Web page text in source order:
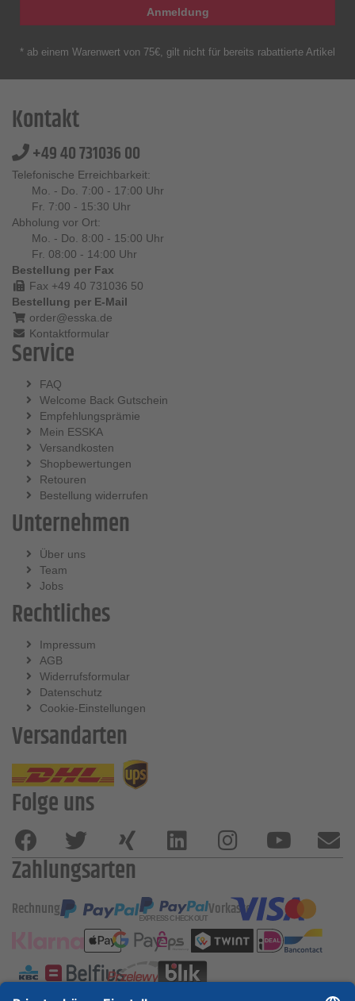
Anmeldung
* ab einem Warenwert von 75€, gilt nicht für bereits rabattierte Artikel
Kontakt
+49 40 731036 00
Telefonische Erreichbarkeit:
Mo. - Do. 7:00 - 17:00 Uhr
Fr. 7:00 - 15:30 Uhr
Abholung vor Ort:
Mo. - Do. 8:00 - 15:00 Uhr
Fr. 08:00 - 14:00 Uhr
Bestellung per Fax
Fax +49 40 731036 50
Bestellung per E-Mail
order@esska.de
Kontaktformular
Service
FAQ
Welcome Back Gutschein
Empfehlungsprämie
Mein ESSKA
Versandkosten
Shopbewertungen
Retouren
Bestellung widerrufen
Unternehmen
Über uns
Team
Jobs
Rechtliches
Impressum
AGB
Widerrufsformular
Datenschutz
Cookie-Einstellungen
Versandarten
Folge uns
Zahlungsarten
Rechnung Vorkasse